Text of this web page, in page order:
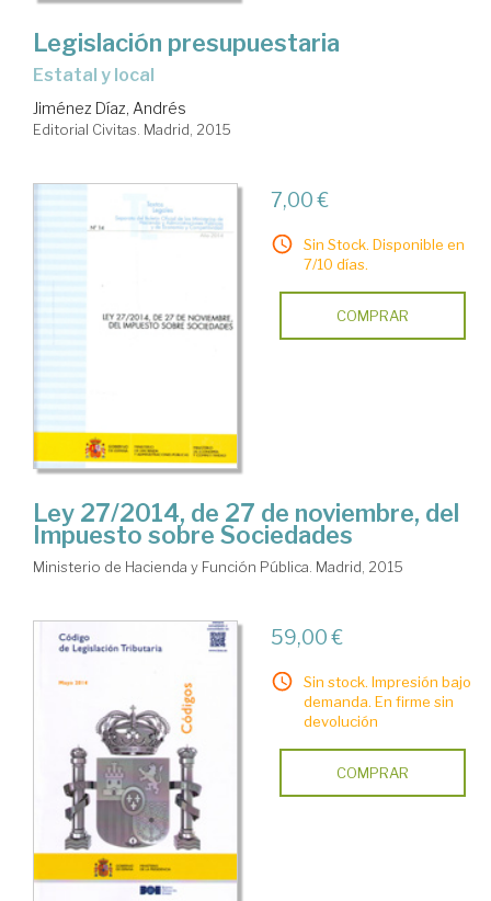
Legislación presupuestaria
estatal y local
Jiménez Díaz, Andrés
Editorial Civitas. Madrid, 2015
7,00 €
Sin Stock. Disponible en
7/10 días.
COMPRAR
Ley 27/2014, de 27 de noviembre, del
Impuesto sobre Sociedades
Ministerio de Hacienda y Función Pública. Madrid, 2015
59,00 €
Sin stock. Impresión bajo
demanda. En firme sin
devolución
COMPRAR